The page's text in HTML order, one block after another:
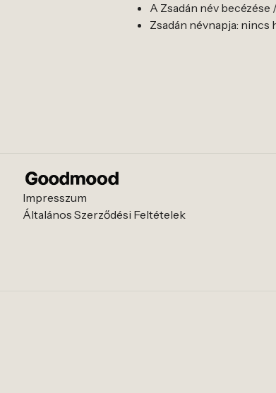
A Zsadán név becézése
Zsadán névnapja: nincs
Impresszum
Általános Szerződési Feltételek